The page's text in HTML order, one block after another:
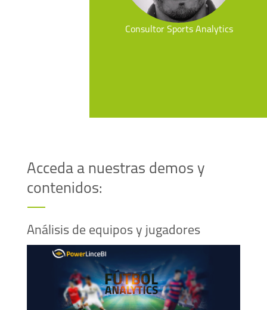
Consultor Sports Analytics
Acceda a nuestras demos y
contenidos:
Análisis de equipos y jugadores